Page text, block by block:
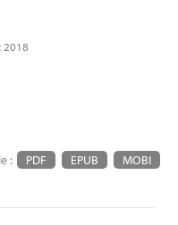
2018
: PDF EPUB MOBI